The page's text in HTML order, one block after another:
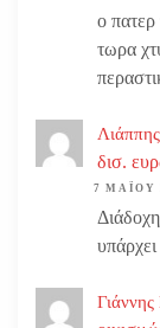
ο πατερ
τωρα
δισ.
7 ΜΑΪ́ΟΥ